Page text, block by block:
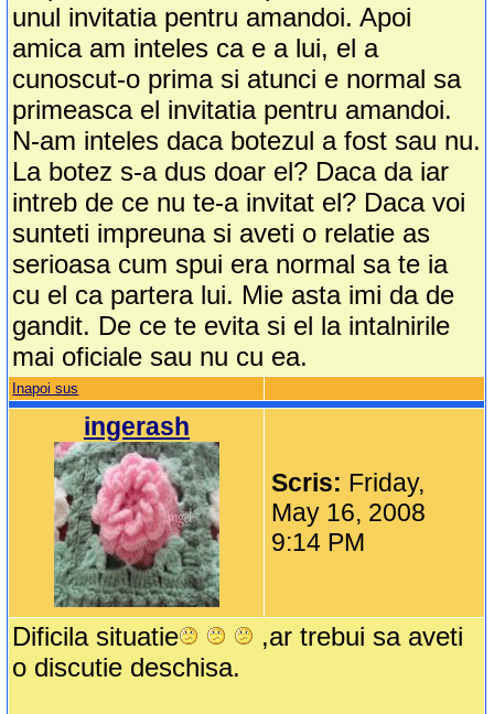
unul invitatia pentru amandoi. Apoi
amica am inteles ca e a lui, el a
cunoscut-o prima si atunci e normal sa
primeasca el invitatia pentru amandoi.
N-am inteles daca botezul a fost sau nu.
La botez s-a dus doar el? Daca da iar
intreb de ce nu te-a invitat el? Daca voi
sunteti impreuna si aveti o relatie as
serioasa cum spui era normal sa te ia
cu el ca partera lui. Mie asta imi da de
gandit. De ce te evita si el la intalnirile
mai oficiale sau nu cu ea.
Inapoi sus
ingerash
Scris: Friday,
May 16, 2008
9:14 PM
Dificila situatie
,ar trebui sa aveti
o discutie deschisa.